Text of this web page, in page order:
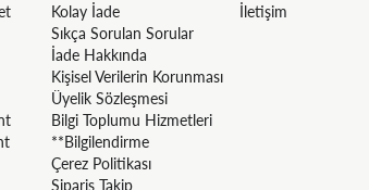
Kolay İade
Sıkça Sorulan Sorular
İade Hakkında
Kişisel Verilerin Korunması
Üyelik Sözleşmesi
Bilgi Toplumu Hizmetleri
**Bilgilendirme
Çerez Politikası
Sipariş Takip
İletişim